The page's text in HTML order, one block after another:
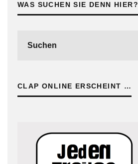
WAS SUCHEN SIE DENN HIER?
CLAP ONLINE ERSCHEINT …